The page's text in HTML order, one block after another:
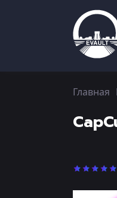
Главная